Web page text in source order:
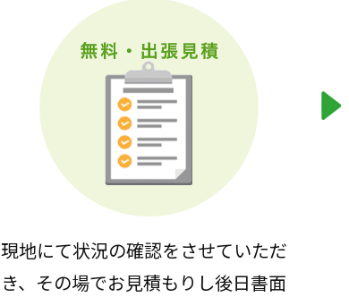
現地にて状況の確認をさせていただ
き、その場でお見積もりし後日書面